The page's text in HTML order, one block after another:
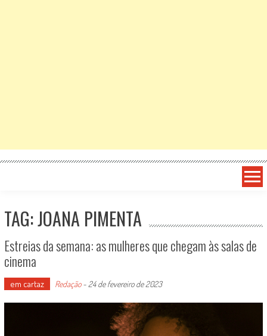
TAG: JOANA PIMENTA
Estreias da semana: as mulheres que chegam às salas de
cinema
em cartaz Redação- 24 de fevereiro de 2023